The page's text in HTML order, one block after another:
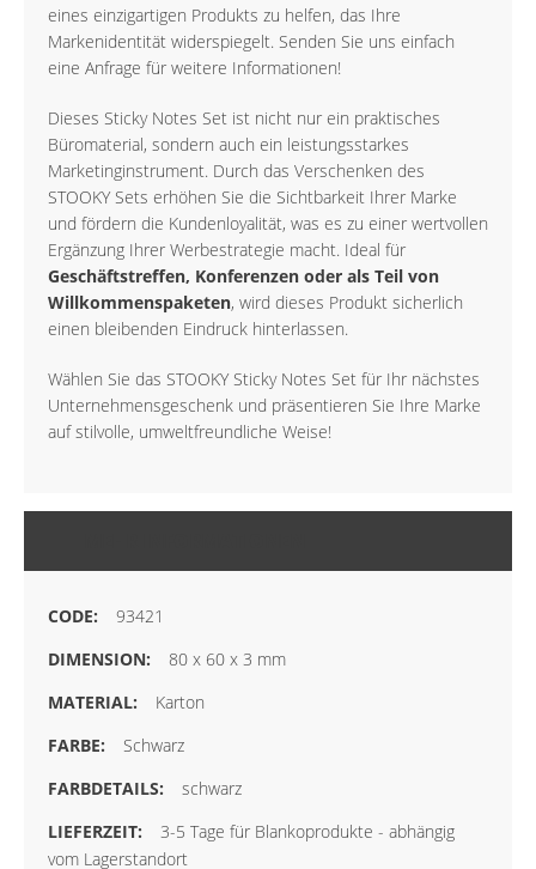
eines einzigartigen Produkts zu helfen, das Ihre
Markenidentität widerspiegelt. Senden Sie uns einfach
eine Anfrage für weitere Informationen!
Dieses Sticky Notes Set ist nicht nur ein praktisches
Büromaterial, sondern auch ein leistungsstarkes
Marketinginstrument. Durch das Verschenken des
STOOKY Sets erhöhen Sie die Sichtbarkeit Ihrer Marke
und fördern die Kundenloyalität, was es zu einer wertvollen
Ergänzung Ihrer Werbestrategie macht. Ideal für
Geschäftstreffen, Konferenzen oder als Teil von
Willkommenspaketen, wird dieses Produkt sicherlich
einen bleibenden Eindruck hinterlassen.
Wählen Sie das STOOKY Sticky Notes Set für Ihr nächstes
Unternehmensgeschenk und präsentieren Sie Ihre Marke
auf stilvolle, umweltfreundliche Weise!
93421
80 x 60 x 3 mm
Karton
Schwarz
schwarz
3-5 Tage für Blankoprodukte - abhängig
vom Lagerstandort